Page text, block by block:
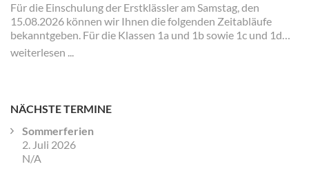
Für die Einschulung der Erstklässler am Samstag, den
15.08.2026 können wir Ihnen die folgenden Zeitabläufe
bekanntgeben. Für die Klassen 1a und 1b sowie 1c und 1d
gibt es jeweils eigene Zeiten und Veranstaltungen.
weiterlesen ...
NÄCHSTE TERMINE
Sommerferien
2. Juli 2026
N/A